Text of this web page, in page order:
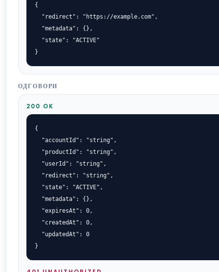
{
  "redirect": "https://example.com",
  "metadata": {},
  "state": "ACTIVE"
}
ОДГОВОРИ
200 OK
{
  "accountId": "string",
  "productId": "string",
  "userId": "string",
  "redirect": "string",
  "state": "ACTIVE",
  "metadata": {},
  "expiresAt": 0,
  "createdAt": 0,
  "updatedAt": 0
}